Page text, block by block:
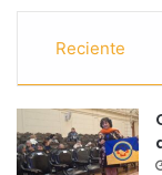
Reciente